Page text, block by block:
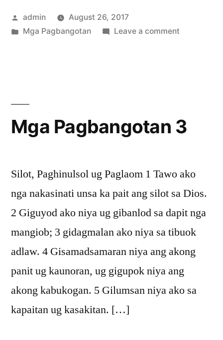
Posted
by
admin
August 26, 2017
Posted
Mga Pagbangotan Leave a commenton
Mga Pagbangotan 3
Silot, Paghinulsol ug Paglaom 1 Tawo ako
nga nakasinati unsa ka pait ang silot sa Dios.
2 Giguyod ako niya ug gibanlod sa dapit nga
mangiob; 3 gidagmalan ako niya sa tibuok
adlaw. 4 Gisamadsamaran niya ang akong
panit ug kaunoran, ug gigupok niya ang
akong kabukogan. 5 Gilumsan niya ako sa
kapaitan ug kasakitan. […]